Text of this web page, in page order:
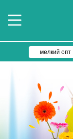
мелкий опт